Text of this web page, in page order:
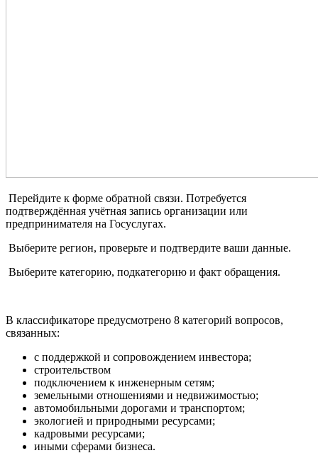
Перейдите к форме обратной связи. Потребуется
подтверждённая учётная запись организации или
предпринимателя на Госуслугах.
Выберите регион, проверьте и подтвердите ваши данные.
Выберите категорию, подкатегорию и факт обращения.
В классификаторе предусмотрено 8 категорий вопросов,
связанных:
с поддержкой и сопровождением инвестора;
строительством
подключением к инженерным сетям;
земельными отношениями и недвижимостью;
автомобильными дорогами и транспортом;
экологией и природными ресурсами;
кадровыми ресурсами;
иными сферами бизнеса.